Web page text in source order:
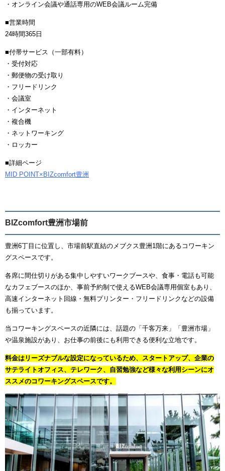
・オンライン会議や通話専用のWEB会議ルーム完備
■営業時間
24時間365日
■付帯サービス（一部有料）
・受付対応
・郵便物の受け取り
・フリードリンク
・会議室
・インターネット
・複合機
・ネットワーキング
・ロッカー
■詳細ページ
MID POINT×BIZcomfort豊洲
BIZcomfort豊洲市場前
豊洲6丁目に位置し、市場前駅直結のメブクス豊洲1階にあるコワーキン
グスペースです。
各席に間仕切りがある集中しやすいワークブースや、食事・電話も可能
なカフェブースのほか、事前予約制で使えるWEB会議専用個室もあり、
高速インターネット回線・無料プリンター・フリードリンクなどの設備
も揃っています。
当コワーキングスペースの近隣には、話題の「千客万来」「豊洲市場」
や温泉施設があり、お仕事の前後にも利用できる便利な立地です。
料金はリーズナブルな設定になっているため、スタートアップ、企業の
サテライトオフィス、テレワーク、自習勉強など様々な利用シーンにオ
ススメのコワーキングスペースです。